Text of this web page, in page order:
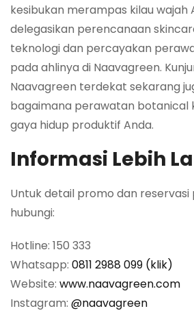
kesibukan merampas kilau wajah
delegasikan perencanaan
teknologi dan percayakan
pada ahlinya di Naavagreen.
Naavagreen terdekat sekarang
bagaimana perawatan botanical
gaya hidup produktif Anda.
Informasi Lebih
Untuk detail promo dan reservasi
hubungi:
Hotline: 150 333
Whatsapp: 0811 2988 099 (klik)
Website: www.naavagreen.com
Instagram: @naavagreen